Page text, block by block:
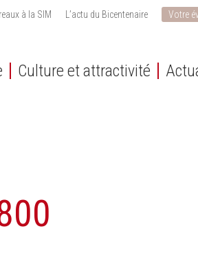
à la SIM L’actu du Bicentenaire Votre
Culture et attractivité